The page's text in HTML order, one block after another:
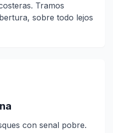
Tramos
sobre todo lejos
con senal pobre.